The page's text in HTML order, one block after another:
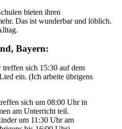
bieten ihren
Das ist wunderbar und löblich.
Bayern:
sich 15:30 auf dem
ein. (Ich arbeite übrigens
sich um 08:00 Uhr in
am Unterricht teil.
um 11:30 Uhr am